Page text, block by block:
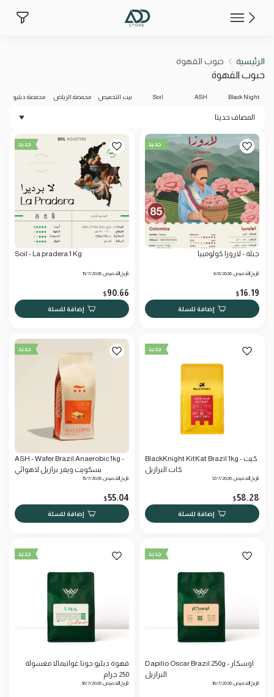
الرئيسية حبوب القهوة
حبوب القهوة
حبوب القهوة
Black Night
ASH
Soil بيت التحميص محمصة الرياض محمصة دبليو
المضاف حديثا
جديد
جبلة - لاروزا كولومبيا
تاريخ التحميص: 4/8/2026
16.19
$
إضافة للسلة
جديد
Soil - La pradera 1 Kg
تاريخ التحميص: 15/7/2026
90.66
$
إضافة للسلة
جديد
BlackKnight KitKat Brazil 1kg - كيت
كات البرازيل
تاريخ التحميص: 12/7/2026
58.28
$
إضافة للسلة
جديد
ASH - Wafer Brazil Anaerobic 1kg -
بسكويت ويفر برازيل لاهوائي
تاريخ التحميص: 15/7/2026
55.04
$
إضافة للسلة
جديد
Dapilio Oscar Brazil 250g - اوسكار
البرازيل
تاريخ التحميص: 16/7/2026
جديد
قهوة دبليو جونا غواتيمالا مغسولة
250 جرام
تاريخ التحميص: 16/7/2026